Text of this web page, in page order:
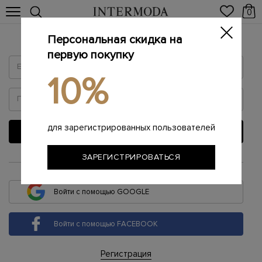
0
Войти
ВОЙТИ
или
Войти с помощью GOOGLE
Войти с помощью FACEBOOK
Регистрация
Персональная скидка на
первую покупку
10%
для зарегистрированных пользователей
ЗАРЕГИСТРИРОВАТЬСЯ